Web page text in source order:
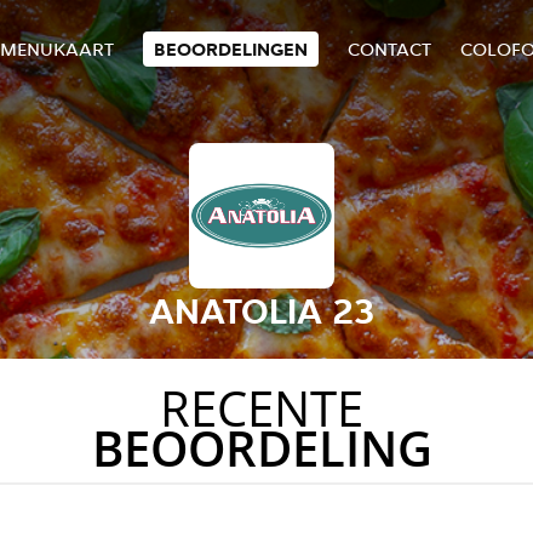
MENUKAART BEOORDELINGEN CONTACT
ANATOLIA 23
RECENTE
BEOORDELING